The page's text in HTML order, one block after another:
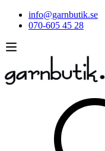
info@garnbutik.se
070-605 45 28